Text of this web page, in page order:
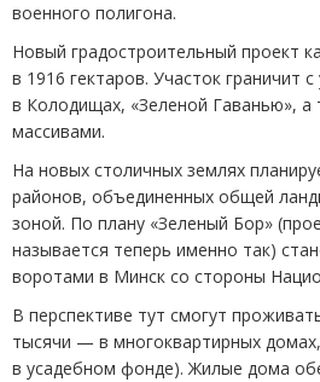
военного полигона.
Новый градостроительный проект
в 1916 гектаров. Участок граничит
в Колодищах, «Зеленой Гаванью», а
массивами.
На новых столичных землях
районов, объединенных общей
зоной. По плану «Зеленый Бор» (
называется теперь именно так)
воротами в Минск со стороны
В перспективе тут смогут
тысячи — в многоквартирных
в усадебном фонде). Жилые дома